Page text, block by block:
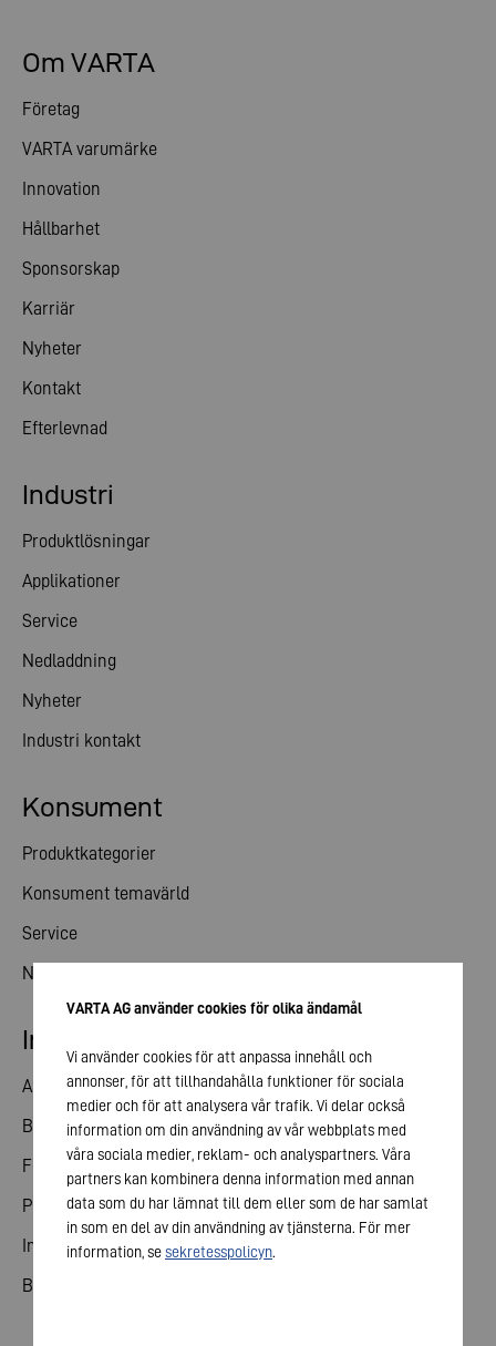
Om VARTA
Företag
VARTA varumärke
Innovation
Hållbarhet
Sponsorskap
Karriär
Nyheter
Kontakt
Efterlevnad
Konsument
Produktkategorier
Konsument temavärld
Service
Nyheter
Industri
Produktlösningar
Applikationer
Service
Nedladdning
Nyheter
Industri kontakt
Investerare kontakt
Andelar
Bolagsstämma
Finansiell kalender
Publiceringar
Investerare kontakt
Bolagsstyrning
VARTA AG använder cookies för olika ändamål
Vi använder cookies för att anpassa innehåll och
annonser, för att tillhandahålla funktioner för sociala
medier och för att analysera vår trafik. Vi delar också
information om din användning av vår webbplats med
våra sociala medier, reklam- och analyspartners. Våra
partners kan kombinera denna information med annan
data som du har lämnat till dem eller som de har samlat
in som en del av din användning av tjänsterna. För mer
information, sesekretesspolicyn.